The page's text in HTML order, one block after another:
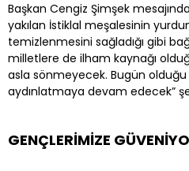
Başkan Cengiz Şimşek
yakılan İstiklal meşalesinin
temizlenmesini sağladığı gibi
milletlere de ilham kaynağı
asla sönmeyecek. Bugün
aydınlatmaya devam edecek”
GENÇLERİMİZE